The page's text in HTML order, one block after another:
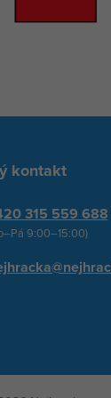
kontakt
315 559 688
9:00–15:00)